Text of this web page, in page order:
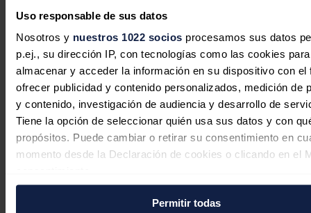
Uso responsable de sus datos
Nosotros y nuestros 1022 socios procesamos sus datos
p.ej., su dirección IP, con tecnologías como las cookies para
almacenar y acceder la información en su dispositivo con el
ofrecer publicidad y contenido personalizados, medición de
y contenido, investigación de audiencia y desarrollo de
Tiene la opción de seleccionar quién usa sus datos y con
propósitos. Puede cambiar o retirar su consentimiento en
momento desde la Declaración de cookies o clicando en el
Si lo permite, también quisiéramos:Permitir todas
Las fábricas de EEUU se preparan
para cubrir la nueva demanda de
inversores fotovoltaicos tras el veto de
la FCC a equipos extranjeros
José A. Roca07/08/2026